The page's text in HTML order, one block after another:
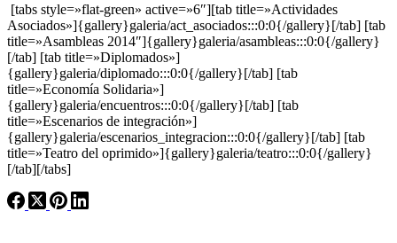
[tabs style=»flat-green» active=»6″][tab title=»Actividades
Asociados»]{gallery}galeria/act_asociados:::0:0{/gallery}[/tab] [tab
title=»Asambleas 2014″]{gallery}galeria/asambleas:::0:0{/gallery}
[/tab] [tab title=»Diplomados»]
{gallery}galeria/diplomado:::0:0{/gallery}[/tab] [tab
title=»Economía Solidaria»]
{gallery}galeria/encuentros:::0:0{/gallery}[/tab] [tab
title=»Escenarios de integración»]
{gallery}galeria/escenarios_integracion:::0:0{/gallery}[/tab] [tab
title=»Teatro del oprimido»]{gallery}galeria/teatro:::0:0{/gallery}
[/tab][/tabs]